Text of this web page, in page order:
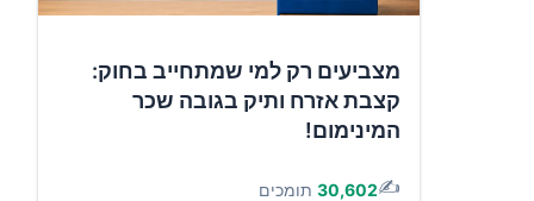
מצביעים רק למי שמתחייב בחוק:
קצבת אזרח ותיק בגובה שכר
המינימום!
✍️
30,602 תומכים